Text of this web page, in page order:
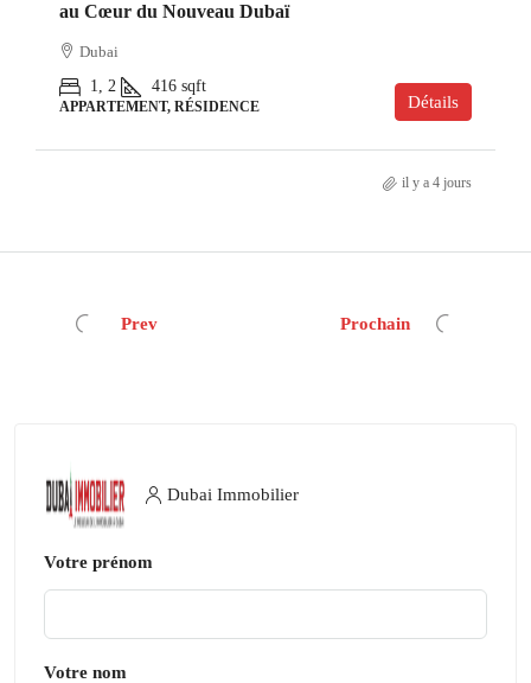
au Cœur du Nouveau Dubaï
Dubai
1, 2
416 sqft
APPARTEMENT, RÉSIDENCE Détails
il y a 4 jours
Prev Prochain
Dubai Immobilier
Votre prénom
Votre nom